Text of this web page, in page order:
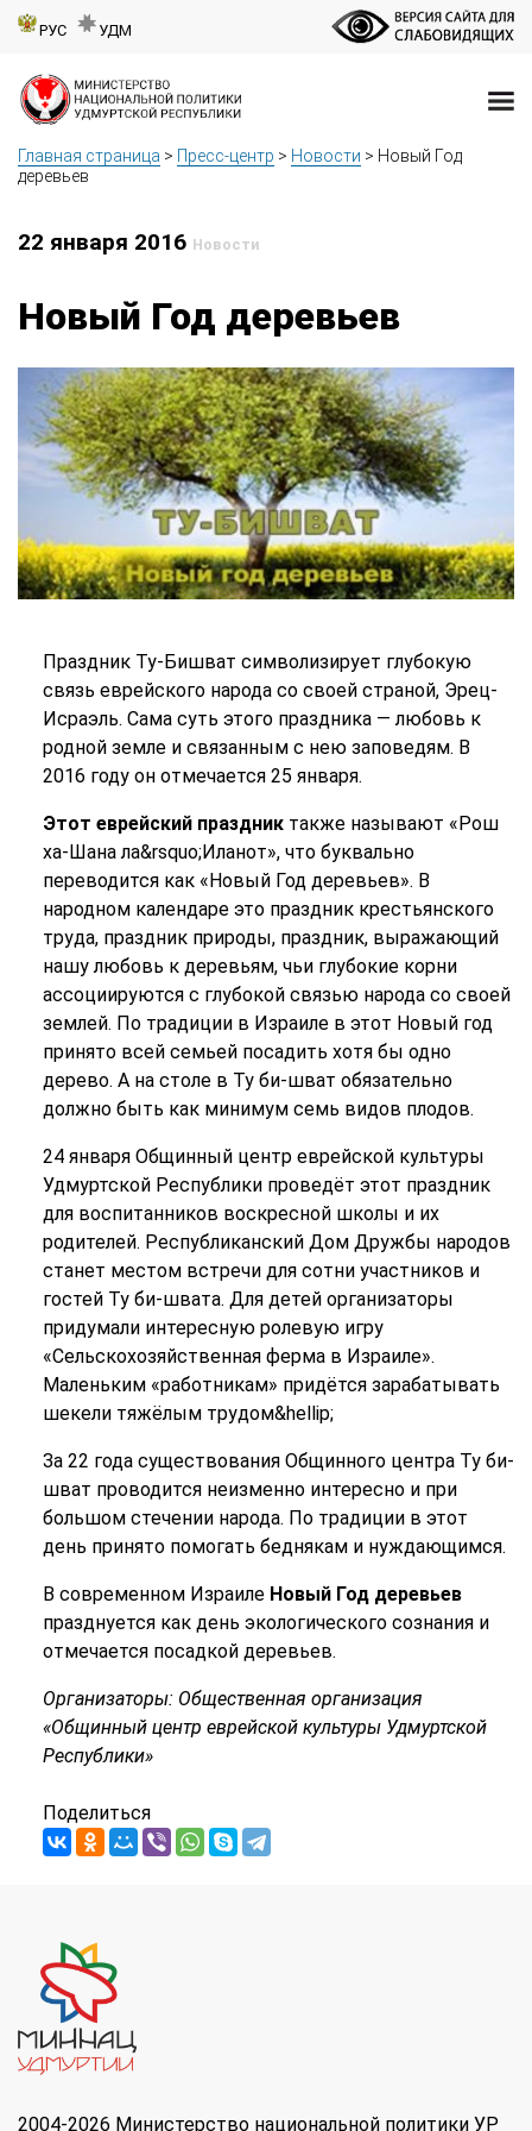
РУС УДМ
Главная страница > Пресс-центр > Новости > Новый Год
деревьев
22 января 2016 Новости
Новый Год деревьев
Праздник Ту-Бишват символизирует глубокую
связь еврейского народа со своей страной, Эрец-
Исраэль. Сама суть этого праздника — любовь к
родной земле и связанным с нею заповедям. В
2016 году он отмечается 25 января.
Этот еврейский праздниктакже называют «Рош
ха-Шана ла&rsquo;Иланот», что буквально
переводится как «Новый Год деревьев». В
народном календаре это праздник крестьянского
труда, праздник природы, праздник, выражающий
нашу любовь к деревьям, чьи глубокие корни
ассоциируются с глубокой связью народа со своей
землей. По традиции в Израиле в этот Новый год
принято всей семьей посадить хотя бы одно
дерево. А на столе в Ту би-шват обязательно
должно быть как минимум семь видов плодов.
24 января Общинный центр еврейской культуры
Удмуртской Республики проведёт этот праздник
для воспитанников воскресной школы и их
родителей. Республиканский Дом Дружбы народов
станет местом встречи для сотни участников и
гостей Ту би-швата. Для детей организаторы
придумали интересную ролевую игру
«Сельскохозяйственная ферма в Израиле».
Маленьким «работникам» придётся зарабатывать
шекели тяжёлым трудом&hellip;
За 22 года существования Общинного центра Ту би-
шват проводится неизменно интересно и при
большом стечении народа. По традиции в этот
день принято помогать беднякам и нуждающимся.
В современном ИзраилеНовый Год деревьев
празднуется как день экологического сознания и
отмечается посадкой деревьев.
Организаторы: Общественная организация
«Общинный центр еврейской культуры Удмуртской
Республики»
Поделиться
2004-2026 Министерство национальной политики УР